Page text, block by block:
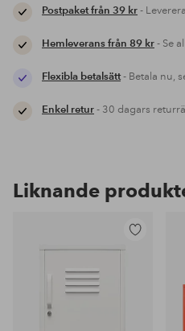
Postpaket från 39 kr-
Hemleverans från 89 kr- Se
Flexibla betalsätt- Betala nu,
Enkel retur- 30 dagars
Liknande